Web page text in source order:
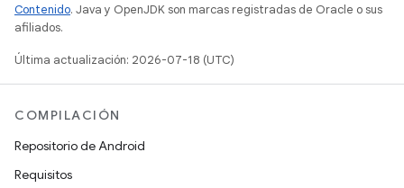
Contenido. Java y OpenJDK son marcas registradas de Oracle o sus
afiliados.
Última actualización: 2026-07-18 (UTC)
COMPILACIÓN
Repositorio de Android
Requisitos